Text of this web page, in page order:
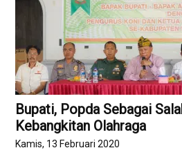
Bupati, Popda Sebagai
Kebangkitan Olahraga
Kamis, 13 Februari 2020